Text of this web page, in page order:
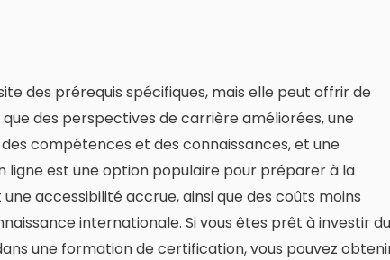
des prérequis spécifiques, mais elle peut offrir de
des perspectives de carrière améliorées, une
compétences et des connaissances, et une
est une option populaire pour préparer à la
accessibilité accrue, ainsi que des coûts moins
internationale. Si vous êtes prêt à investir du
une formation de certification, vous pouvez